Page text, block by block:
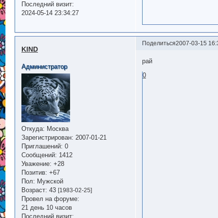
Последний визит:
2024-05-14 23:34:27
Поделиться2007-03-15
KIND
Администратор
Откуда: Москва
Зарегистрирован: 2007-01-21
Приглашений: 0
Сообщений: 1412
Уважение: +28
Позитив: +67
Пол: Мужской
Возраст: 43 [1983-02-25]
Провел на форуме:
21 день 10 часов
Последний визит:
рай
0